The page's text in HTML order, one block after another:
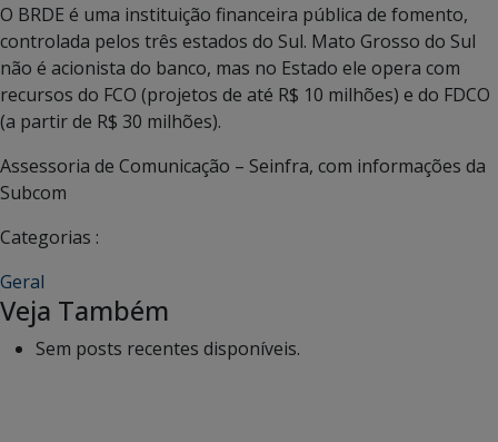
O BRDE é uma instituição financeira pública de fomento,
controlada pelos três estados do Sul. Mato Grosso do Sul
não é acionista do banco, mas no Estado ele opera com
recursos do FCO (projetos de até R$ 10 milhões) e do FDCO
(a partir de R$ 30 milhões).
Assessoria de Comunicação – Seinfra, com informações da
Subcom
Categorias :
Geral
Veja Também
Sem posts recentes disponíveis.